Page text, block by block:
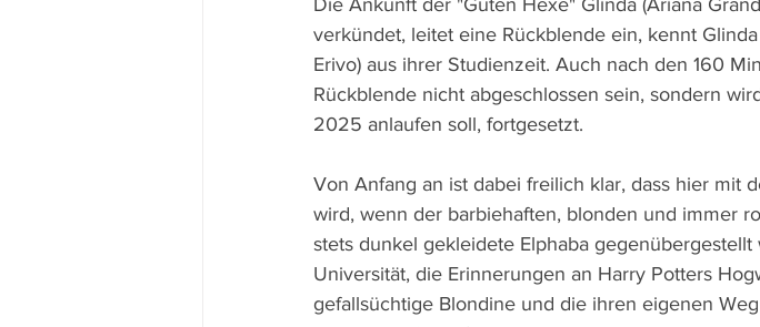
Die Ankunft der "Guten Hexe" Glinda (Ariana
verkündet, leitet eine Rückblende ein, kennt
Erivo) aus ihrer Studienzeit. Auch nach den 160
Rückblende nicht abgeschlossen sein, sondern
2025 anlaufen soll, fortgesetzt.
Von Anfang an ist dabei freilich klar, dass hier mit
wird, wenn der barbiehaften, blonden und immer
stets dunkel gekleidete Elphaba
Universität, die Erinnerungen an Harry Potters
gefallsüchtige Blondine und die ihren eigenen